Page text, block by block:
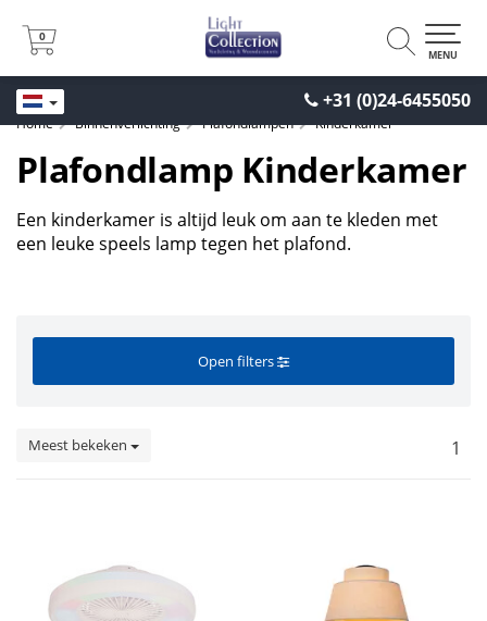
+31 (0)24-6455050
0
0
MENU
Home Binnenverlichting Plafondlampen Kinderkamer
Plafondlamp Kinderkamer
Een kinderkamer is altijd leuk om aan te kleden met
een leuke speels lamp tegen het plafond.
Open filters
Meest bekeken 1